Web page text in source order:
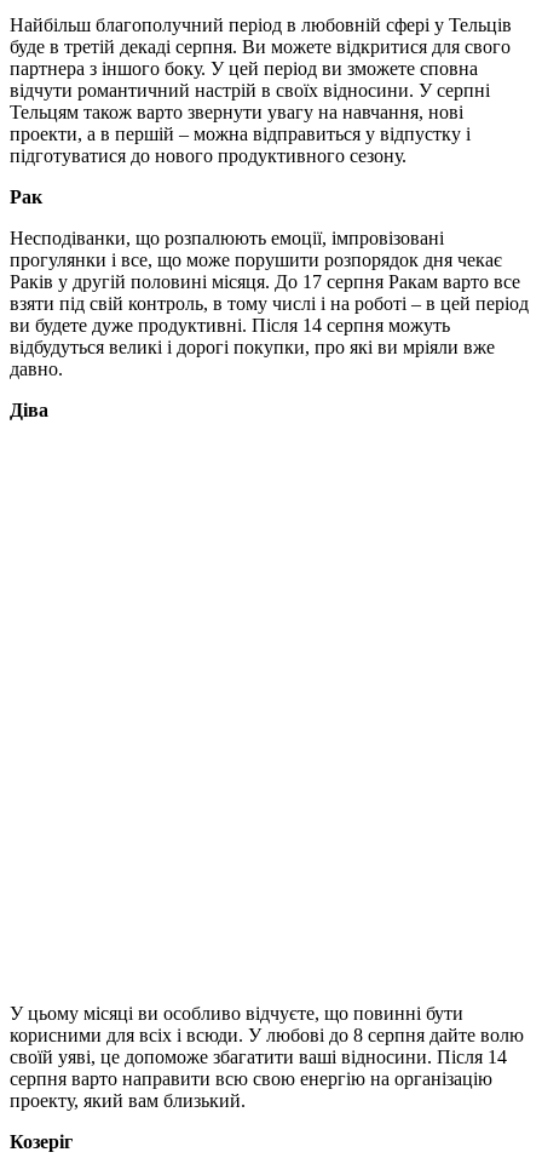
Найбільш благополучний період в любовній сфері у Тельців
буде в третій декаді серпня. Ви можете відкритися для свого
партнера з іншого боку. У цей період ви зможете сповна
відчути романтичний настрій в своїх відносини. У серпні
Тельцям також варто звернути увагу на навчання, нові
проекти, а в першій – можна відправиться у відпустку і
підготуватися до нового продуктивного сезону.
Рак
Несподіванки, що розпалюють емоції, імпровізовані
прогулянки і все, що може порушити розпорядок дня чекає
Раків у другій половині місяця. До 17 серпня Ракам варто все
взяти під свій контроль, в тому числі і на роботі – в цей період
ви будете дуже продуктивні. Після 14 серпня можуть
відбудуться великі і дорогі покупки, про які ви мріяли вже
давно.
Діва
У цьому місяці ви особливо відчуєте, що повинні бути
корисними для всіх і всюди. У любові до 8 серпня дайте волю
своїй уяві, це допоможе збагатити ваші відносини. Після 14
серпня варто направити всю свою енергію на організацію
проекту, який вам близький.
Козеріг